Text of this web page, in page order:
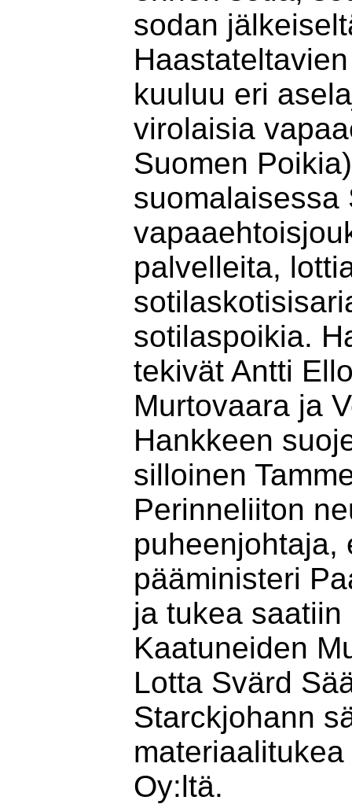
sodan
kuuluu eri
virolaisia
Suomen
suomalaisessa
palvelleita,
sotilaspoikia.
tekivät Antti
Murtovaara ja
Hankkeen
silloinen
Perinneliiton
puheenjohtaja,
pääministeri
ja tukea saatiin
Kaatuneiden
Lotta Svärd
Starckjohann
Oy:ltä.